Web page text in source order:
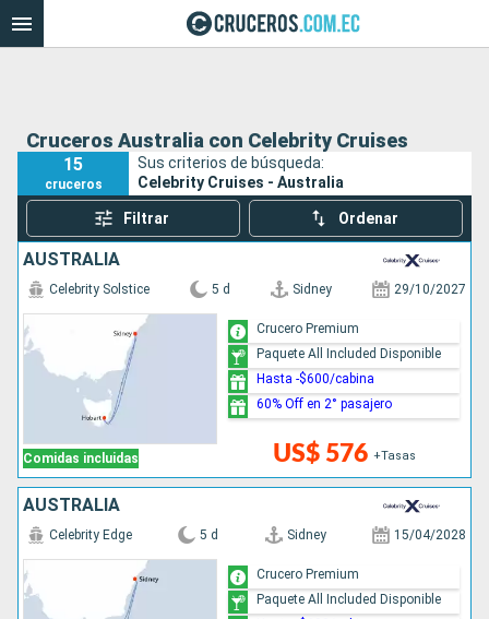
Cruceros Australia con Celebrity Cruises
15
cruceros
Sus criterios de búsqueda:
Celebrity Cruises - Australia
Filtrar Ordenar
AUSTRALIA
Comidas incluidas
Celebrity Solstice 5 d Sidney 29/10/2027
US$ 576 +Tasas
Crucero Premium
Paquete All Included Disponible
Hasta -$600/cabina
60% Off en 2° pasajero
AUSTRALIA
Celebrity Edge 5 d Sidney 15/04/2028
Crucero Premium
Paquete All Included Disponible